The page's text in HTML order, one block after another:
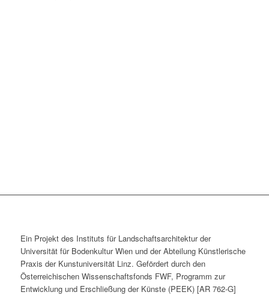
Ein Projekt des Instituts für Landschaftsarchitektur der
Universität für Bodenkultur Wien und der Abteilung Künstlerische
Praxis der Kunst­universität Linz. Gefördert durch den
Österreichischen Wissenschaftsfonds FWF, Programm zur
Entwicklung und Erschließung der Künste (PEEK) [AR 762-G]